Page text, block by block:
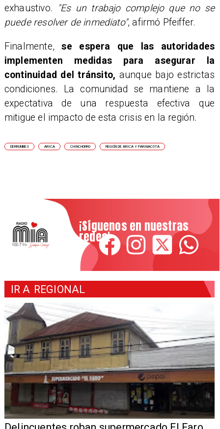
exhaustivo.
"Es un trabajo complejo que no se
puede resolver de inmediato", afirmó Pfeiffer.
Finalmente,se espera que las autoridades
implementen medidas para asegurar la
continuidad del tránsito, aunque bajo estrictas
condiciones. La comunidad se mantiene a la
expectativa de una respuesta efectiva que
mitigue el impacto de esta crisis en la región.
DERRUMBES ARICA CHINCHORRO REGIÓN DE ARICA Y PARINACOTA
¡Síguenos en nuestras
redes!
IR A REGIONAL